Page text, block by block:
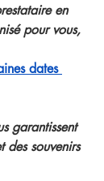
en
pour vous,
dates
garantissent
des souvenirs